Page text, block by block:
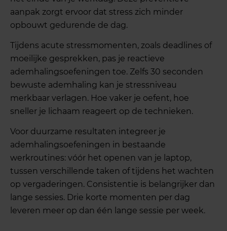
aanpak zorgt ervoor dat stress zich minder
opbouwt gedurende de dag.
Tijdens acute stressmomenten, zoals deadlines of
moeilijke gesprekken, pas je reactieve
ademhalingsoefeningen toe. Zelfs 30 seconden
bewuste ademhaling kan je stressniveau
merkbaar verlagen. Hoe vaker je oefent, hoe
sneller je lichaam reageert op de technieken.
Voor duurzame resultaten integreer je
ademhalingsoefeningen in bestaande
werkroutines: vóór het openen van je laptop,
tussen verschillende taken of tijdens het wachten
op vergaderingen. Consistentie is belangrijker dan
lange sessies. Drie korte momenten per dag
leveren meer op dan één lange sessie per week.